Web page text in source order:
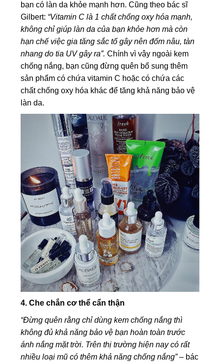
bạn có làn da khỏe mạnh hơn. Cũng theo bác sĩ
Gilbert: “Vitamin C là 1 chất chống oxy hóa mạnh,
không chỉ giúp làn da của bạn khỏe hơn mà còn
hạn chế việc gia tăng sắc tố gây nên đốm nâu, tàn
nhang do tia UV gây ra”.Chính vì vậy ngoài kem
chống nắng, bạn cũng đừng quên bổ sung thêm
sản phẩm có chứa vitamin C hoặc có chứa các
chất chống oxy hóa khác để tăng khả năng bảo vệ
làn da.
4. Che chắn cơ thể cẩn thận
“Đừng quên rằng chỉ dùng kem chống nắng thì
không đủ khả năng bảo vệ bạn hoàn toàn trước
ánh nắng mặt trời. Trên thị trường hiện nay có rất
nhiều loại mũ có thêm khả năng chống nắng”– bác